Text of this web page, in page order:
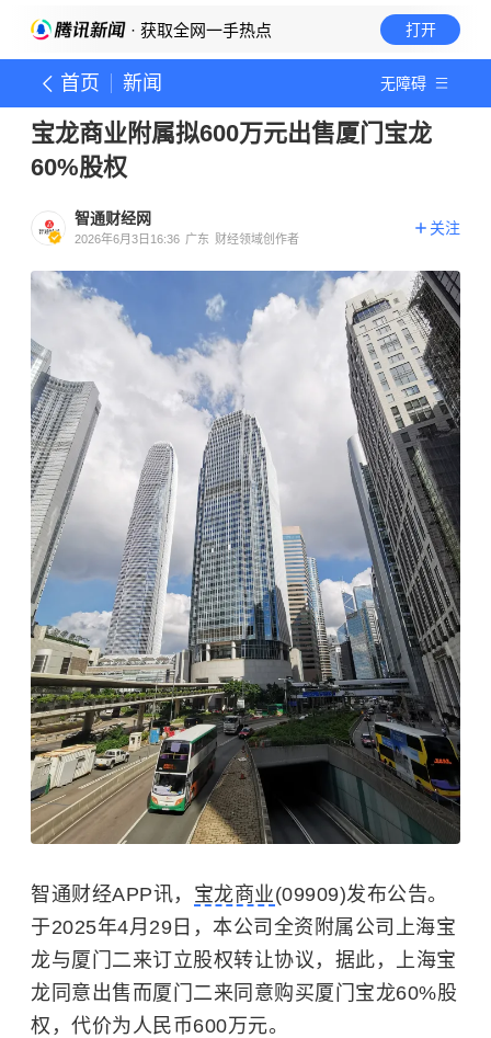
· 获取全网一手热点 打开
首页 新闻 无障碍
宝龙商业附属拟600万元出售厦门宝龙
60%股权
智通财经网
2026年6月3日16:36 广东 财经领域创作者
关注
智通财经APP讯， 宝龙商业(09909)发布公告。
于2025年4月29日，本公司全资附属公司上海宝
龙与厦门二来订立股权转让协议，据此，上海宝
龙同意出售而厦门二来同意购买厦门宝龙60%股
权，代价为人民币600万元。